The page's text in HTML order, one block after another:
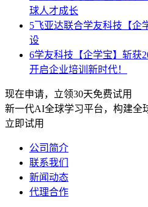
球人才成长
5飞亚达联合学友科技【企
设
6学友科技【企学宝】斩获
开启企业培训新时代！
现在申请，立领30天免费试用
新一代AI全球学习平台，构建全
立即试用
公司简介
联系我们
新闻动态
代理合作